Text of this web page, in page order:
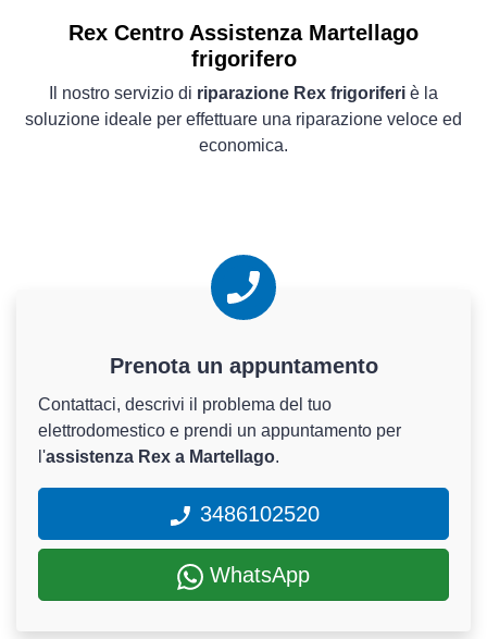
Rex Centro Assistenza Martellago
frigorifero
Il nostro servizio di riparazione Rex frigoriferi è la
soluzione ideale per effettuare una riparazione veloce ed
economica.
Prenota un appuntamento
Contattaci, descrivi il problema del tuo
elettrodomestico e prendi un appuntamento per
l'assistenza Rex a Martellago.
3486102520
WhatsApp